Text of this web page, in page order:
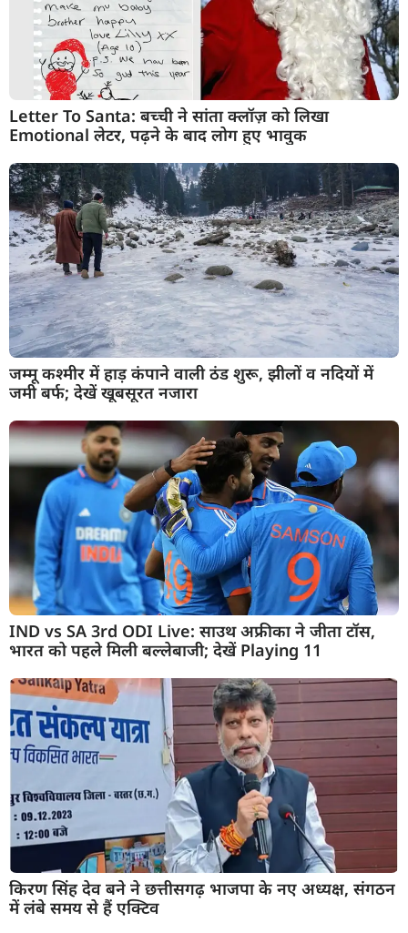
Letter To Santa: बच्ची ने सांता क्लॉज़ को लिखा
Emotional लेटर, पढ़ने के बाद लोग हुए भावुक
जम्मू कश्मीर में हाड़ कंपाने वाली ठंड शुरू, झीलों व नदियों में
जमी बर्फ; देखें खूबसूरत नजारा
IND vs SA 3rd ODI Live: साउथ अफ्रीका ने जीता टॉस,
भारत को पहले मिली बल्लेबाजी; देखें Playing 11
किरण सिंह देव बने ने छत्तीसगढ़ भाजपा के नए अध्यक्ष, संगठन
में लंबे समय से हैं एक्टिव